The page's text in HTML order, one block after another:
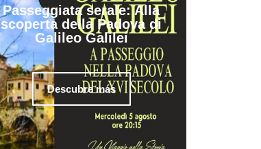
Passeggiata serale: Alla
scoperta della Padova di
Galileo Galilei
Descubre más